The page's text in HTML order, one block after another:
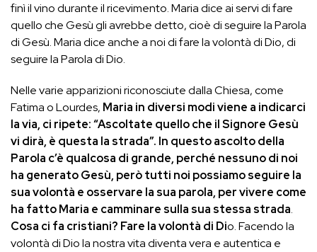
finì il vino durante il ricevimento. Maria dice ai servi di fare
quello che Gesù gli avrebbe detto, cioè di seguire la Parola
di Gesù. Maria dice anche a noi di fare la volontà di Dio, di
seguire la Parola di Dio.
Nelle varie apparizioni riconosciute dalla Chiesa, come
Fatima o Lourdes, Maria in diversi modi viene a indicarci
la via, ci ripete: “Ascoltate quello che il Signore Gesù
vi dirà, è questa la strada”. In questo ascolto della
Parola c’è qualcosa di grande, perché nessuno di noi
ha generato Gesù, però tutti noi possiamo seguire la
sua volontà e osservare la sua parola, per vivere come
ha fatto Maria e camminare sulla sua stessa strada.
Cosa ci fa cristiani? Fare la volontà di Dio. Facendo la
volontà di Dio la nostra vita diventa vera e autentica e